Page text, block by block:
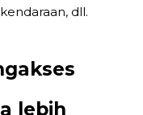
dll.
lebih